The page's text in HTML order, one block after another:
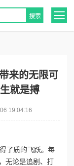
来的无限可
就是搏
19:04:16
了质的飞跃。每
无论是追剧、打